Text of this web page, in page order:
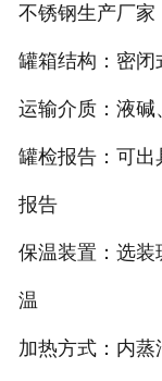
不锈钢生产厂家
罐箱结构：密闭
运输介质：液碱
罐检报告：可出
报告
保温装置：选装
温
加热方式：内